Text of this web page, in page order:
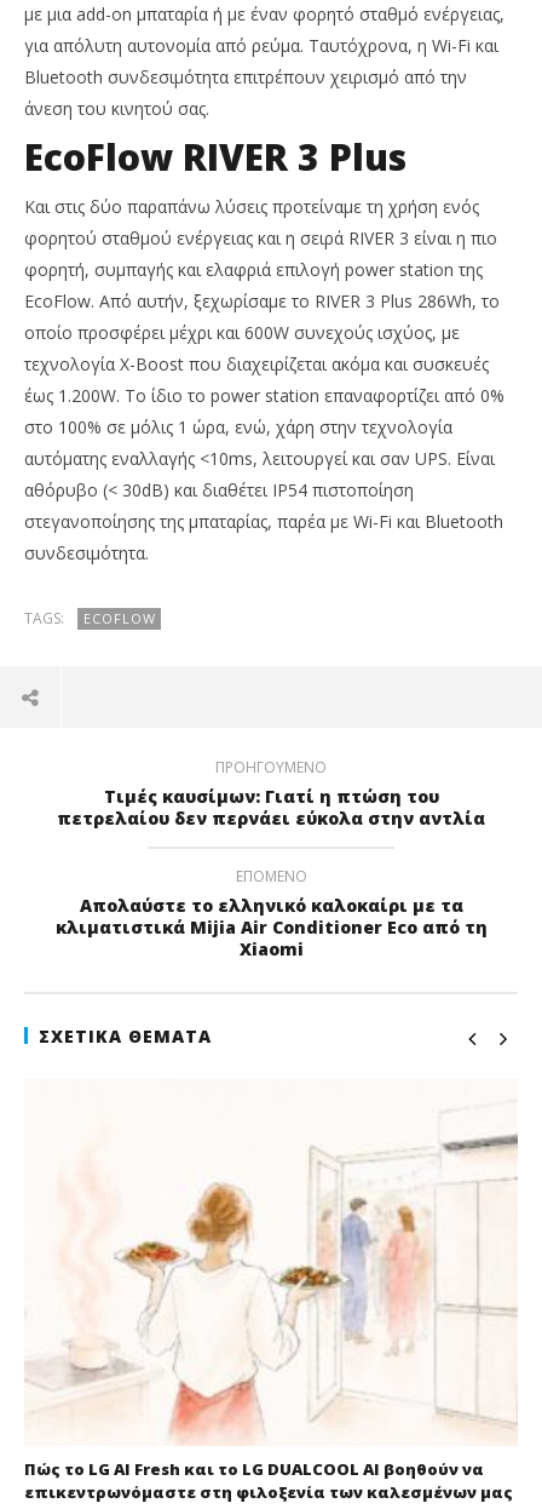
με μια add-on μπαταρία ή με έναν φορητό σταθμό ενέργειας,
για απόλυτη αυτονομία από ρεύμα. Ταυτόχρονα, η Wi-Fi και
Bluetooth συνδεσιμότητα επιτρέπουν χειρισμό από την
άνεση του κινητού σας.
EcoFlow RIVER 3 Plus
Και στις δύο παραπάνω λύσεις προτείναμε τη χρήση ενός
φορητού σταθμού ενέργειας και η σειρά RIVER 3 είναι η πιο
φορητή, συμπαγής και ελαφριά επιλογή power station της
EcoFlow. Από αυτήν, ξεχωρίσαμε το RIVER 3 Plus 286Wh, το
οποίο προσφέρει μέχρι και 600W συνεχούς ισχύος, με
τεχνολογία X-Boost που διαχειρίζεται ακόμα και συσκευές
έως 1.200W. Το ίδιο το power station επαναφορτίζει από 0%
στο 100% σε μόλις 1 ώρα, ενώ, χάρη στην τεχνολογία
αυτόματης εναλλαγής <10ms, λειτουργεί και σαν UPS. Είναι
αθόρυβο (< 30dB) και διαθέτει IP54 πιστοποίηση
στεγανοποίησης της μπαταρίας, παρέα με Wi-Fi και Bluetooth
συνδεσιμότητα.
TAGS: ECOFLOW
ΠΡΟΗΓΟΎΜΕΝΟ
Τιμές καυσίμων: Γιατί η πτώση του
πετρελαίου δεν περνάει εύκολα στην αντλία
ΕΠΌΜΕΝΟ
Απολαύστε το ελληνικό καλοκαίρι με τα
κλιματιστικά Mijia Air Conditioner Eco από τη
Xiaomi
ΣΧΕΤΙΚΆ ΘΈΜΑΤΑ
Πώς το LG AI Fresh και το LG DUALCOOL AI βοηθούν να
επικεντρωνόμαστε στη φιλοξενία των καλεσμένων μας